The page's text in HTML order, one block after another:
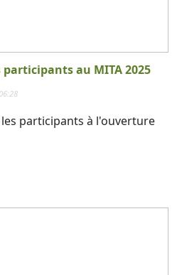
au MITA 2025
participants à l'ouverture